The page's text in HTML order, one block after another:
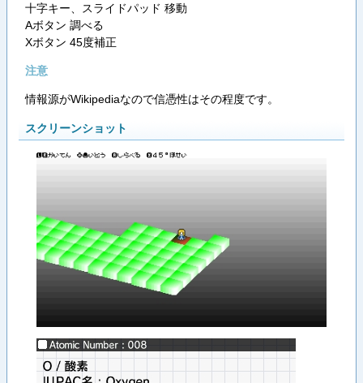
十字キー、スライドパッド 移動
Aボタン 調べる
Xボタン 45度補正
注意
情報源がWikipediaなので信憑性はその程度です。
スクリーンショット